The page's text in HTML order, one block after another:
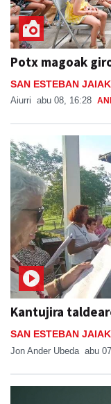
Potx magoak
SAN ESTEBAN
Aiurri abu 08, 16:28
Kantujira
SAN ESTEBAN
Jon Ander Ubeda abu